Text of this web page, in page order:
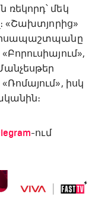
մեկ
«Շախտյորից»
իսկ
-ում